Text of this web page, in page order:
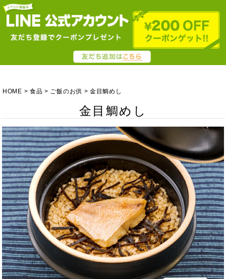
HOME 食品 ご飯のお供 金目鯛めし
金目鯛めし